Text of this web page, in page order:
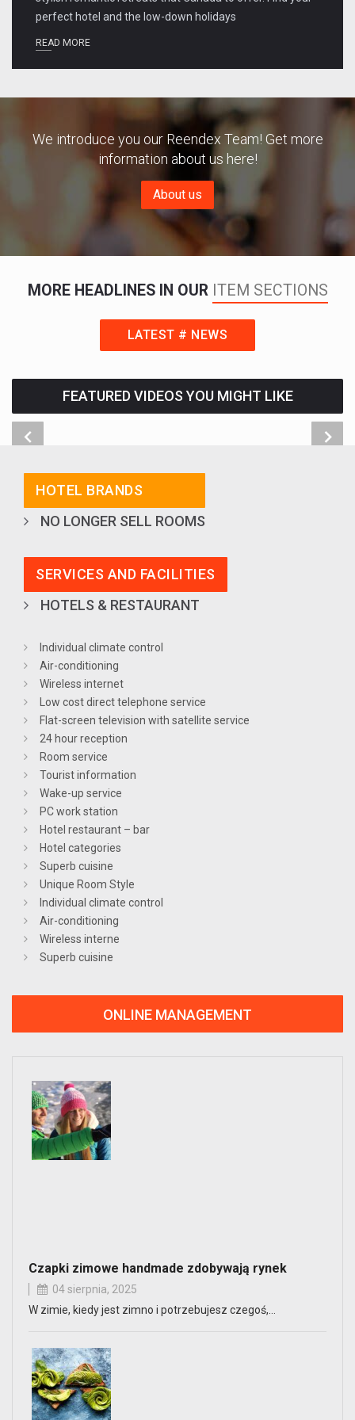
perfect hotel and the low-down holidays
READ MORE
We introduce you our Reendex Team! Get more
information about us here!
About us
MORE HEADLINES IN OUR ITEM SECTIONS
LATEST # NEWS
FEATURED VIDEOS YOU MIGHT LIKE
HOTEL BRANDS
NO LONGER SELL ROOMS
SERVICES AND FACILITIES
HOTELS & RESTAURANT
Individual climate control
Air-conditioning
Wireless internet
Low cost direct telephone service
Flat-screen television with satellite service
24 hour reception
Room service
Tourist information
Wake-up service
PC work station
Hotel restaurant – bar
Hotel categories
Superb cuisine
Unique Room Style
Individual climate control
Air-conditioning
Wireless interne
Superb cuisine
ONLINE MANAGEMENT
Czapki zimowe handmade zdobywają rynek
04 sierpnia, 2025
W zimie, kiedy jest zimno i potrzebujesz czegoś,…